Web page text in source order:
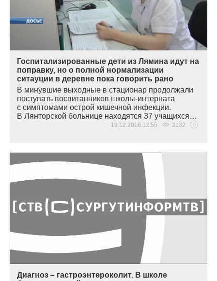
Госпитализированные дети из Лямина идут на
поправку, но о полной нормализации
ситауции в деревне пока говорить рано
В минувшие выходные в стационар продолжали
поступать воспитанников школы-интерната
с симптомами острой кишечной инфекции.
В Лянторской больнице находятся 37 учащихся…
19.12.2016 12:55 3132
Диагноз – гастроэнтероколит. В школе